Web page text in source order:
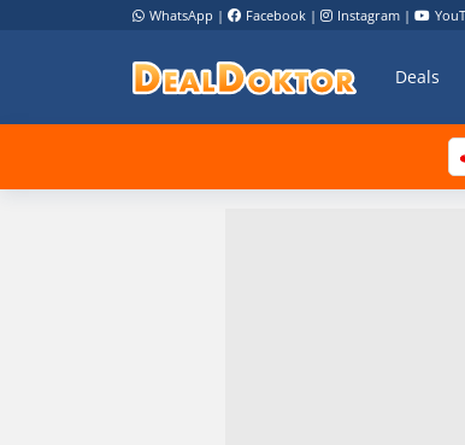
WhatsApp | Facebook | Instagram |
Deals